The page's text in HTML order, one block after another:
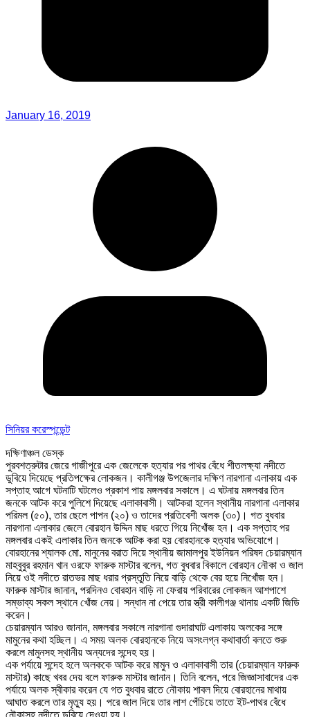
January 16, 2019
সিনিয়র করেস্পন্ডেন্ট
দক্ষিণাঞ্চল ডেস্ক
পুরবশত্রুটার জেরে গাজীপুরে এক জেলেকে হত্যার পর পাথর বেঁধে শীতলক্ষ্যা নদীতে
ডুবিয়ে দিয়েছে প্রতিপক্ষের লোকজন। কালীগঞ্জ উপজেলার দক্ষিণ নারগানা এলাকায় এক
সপ্তাহ আগে ঘটনাটি ঘটলেও প্রকাশ পায় মঙ্গলবার সকালে। এ ঘটনায় মঙ্গলবার তিন
জনকে আটক করে পুলিশে দিয়েছে এলাকাবাসী। আটকরা হলেন স্থানীয় নারগানা এলাকার
পরিমল (৫০), তার ছেলে পাপন (২০) ও তাদের প্রতিবেশী অলক (৩০)। গত বুধবার
নারগানা এলাকার জেলে বোরহান উদ্দিন মাছ ধরতে গিয়ে নিখোঁজ হন। এক সপ্তাহ পর
মঙ্গলবার একই এলাকার তিন জনকে আটক করা হয় বোরহানকে হত্যার অভিযোগে।
বোরহানের শ্যালক মো. মানুনের বরাত দিয়ে স্থানীয় জামালপুর ইউনিয়ন পরিষদ চেয়ারম্যান
মাহবুবুর রহমান খান ওরফে ফারুক মাস্টার বলেন, গত বুধবার বিকালে বোরহান নৌকা ও জাল
নিয়ে ওই নদীতে রাতভর মাছ ধরার প্রস্তুতি নিয়ে বাড়ি থেকে বের হয়ে নিখোঁজ হন।
ফারুক মাস্টার জানান, পরদিনও বোরহান বাড়ি না ফেরায় পরিবারের লোকজন আশপাশে
সম্ভাব্য সকল স্থানে খোঁজ নেয়। সন্ধান না পেয়ে তার স্ত্রী কালীগঞ্জ থানায় একটি জিডি
করেন।
চেয়ারম্যান আরও জানান, মঙ্গলবার সকালে নারগানা গুদারাঘাট এলাকায় অলকের সঙ্গে
মামুনের কথা হচ্ছিল। এ সময় অলক বোরহানকে নিয়ে অসংলগ্ন কথাবার্তা বলতে শুরু
করলে মামুনসহ স্থানীয় অন্যদের সন্দেহ হয়।
এক পর্যায়ে সন্দেহ হলে অলককে আটক করে মামুন ও এলাকাবাসী তার (চেয়ারম্যান ফারুক
মাস্টার) কাছে খবর দেয় বলে ফারুক মাস্টার জানান। তিনি বলেন, পরে জিজ্ঞাসাবাদের এক
পর্যায়ে অলক স্বীকার করেন যে গত বুধবার রাতে নৌকায় শাবল দিয়ে বোরহানের মাথায়
আঘাত করলে তার মৃত্যু হয়। পরে জাল দিয়ে তার লাশ পেঁচিয়ে তাতে ইট-পাথর বেঁধে